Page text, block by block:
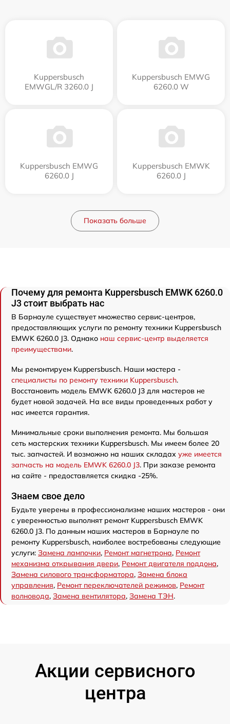
Kuppersbusch
EMWGL/R 3260.0 J
Kuppersbusch EMWG
6260.0 W
Kuppersbusch EMWG
6260.0 J
Kuppersbusch EMWK
6260.0 J
Показать больше
Почему для ремонта Kuppersbusch EMWK 6260.0
J3 стоит выбрать нас
В Барнауле существует множество сервис-центров,
предоставляющих услуги по ремонту техники Kuppersbusch
EMWK 6260.0 J3. Однако наш сервис-центр выделяется
преимуществами.
Мы ремонтируем Kuppersbusch. Наши мастера -
специалисты по ремонту техники Kuppersbusch.
Восстановить модель EMWK 6260.0 J3 для мастеров не
будет новой задачей. На все виды проведенных работ у
нас имеется гарантия.
Минимальные сроки выполнения ремонта. Мы большая
сеть мастерских техники Kuppersbusch. Мы имеем более 20
тыс. запчастей. И возможно на наших складах уже имеется
запчасть на модель EMWK 6260.0 J3. При заказе ремонта
на сайте - предоставляется скидка -25%.
Знаем свое дело
Будьте уверены в профессионализме наших мастеров - они
с уверенностью выполнят ремонт Kuppersbusch EMWK
6260.0 J3. По данным наших мастеров в Барнауле по
ремонту Kuppersbusch, наиболее востребованы следующие
услуги: Замена лампочки, Ремонт магнетрона, Ремонт
механизма открывания двери, Ремонт двигателя поддона,
Замена силового трансформатора, Замена блока
управления, Ремонт переключателей режимов, Ремонт
волновода, Замена вентилятора, Замена ТЭН.
Акции сервисного
центра